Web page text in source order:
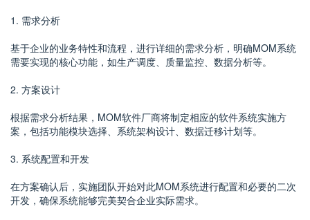
1. 需求分析
基于企业的业务特性和流程，进行详细的需求分析，明确MOM系统
需要实现的核心功能，如生产调度、质量监控、数据分析等。
2. 方案设计
根据需求分析结果，MOM软件厂商将制定相应的软件系统实施方
案，包括功能模块选择、系统架构设计、数据迁移计划等。
3. 系统配置和开发
在方案确认后，实施团队开始对此MOM系统进行配置和必要的二次
开发，确保系统能够完美契合企业实际需求。